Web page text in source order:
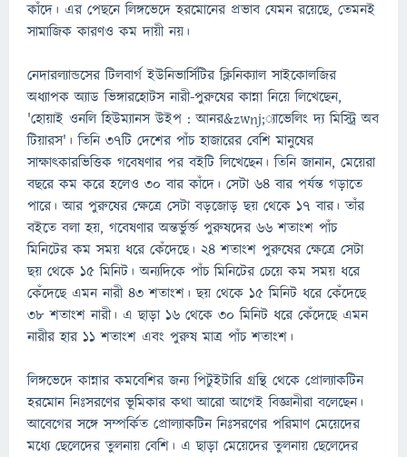
কাঁদে। এর পেছনে লিঙ্গভেদে হরমোনের প্রভাব যেমন রয়েছে, তেমনই
সামাজিক কারণও কম দায়ী নয়।
নেদারল্যান্ডসের টিলবার্গ ইউনিভার্সিটির ক্লিনিক্যাল সাইকোলজির
অধ্যাপক অ্যাড ভিঙ্গারহোটস নারী-পুরুষের কান্না নিয়ে লিখেছেন,
'হোয়াই ওনলি হিউম্যানস উইপ : আনর&zwnj;্যাভেলিং দ্য মিস্ট্রি অব
টিয়ারস'। তিনি ৩৭টি দেশের পাঁচ হাজারের বেশি মানুষের
সাক্ষাৎকারভিত্তিক গবেষণার পর বইটি লিখেছেন। তিনি জানান, মেয়েরা
বছরে কম করে হলেও ৩০ বার কাঁদে। সেটা ৬৪ বার পর্যন্ত গড়াতে
পারে। আর পুরুষের ক্ষেত্রে সেটা বড়জোড় ছয় থেকে ১৭ বার। তাঁর
বইতে বলা হয়, গবেষণার অন্তর্ভুর্ক্ত পুরুষদের ৬৬ শতাংশ পাঁচ
মিনিটের কম সময় ধরে কেঁদেছে। ২৪ শতাংশ পুরুষের ক্ষেত্রে সেটা
ছয় থেকে ১৫ মিনিট। অন্যদিকে পাঁচ মিনিটের চেয়ে কম সময় ধরে
কেঁদেছে এমন নারী ৪৩ শতাংশ। ছয় থেকে ১৫ মিনিট ধরে কেঁদেছে
৩৮ শতাংশ নারী। এ ছাড়া ১৬ থেকে ৩০ মিনিট ধরে কেঁদেছে এমন
নারীর হার ১১ শতাংশ এবং পুরুষ মাত্র পাঁচ শতাংশ।
লিঙ্গভেদে কান্নার কমবেশির জন্য পিটুইটারি গ্রন্থি থেকে প্রোল্যাকটিন
হরমোন নিঃসরণের ভূমিকার কথা আরো আগেই বিজ্ঞানীরা বলেছেন।
আবেগের সঙ্গে সম্পর্কিত প্রোল্যাকটিন নিঃসরণের পরিমাণ মেয়েদের
মধ্যে ছেলেদের তুলনায় বেশি। এ ছাড়া মেয়েদের তুলনায় ছেলেদের